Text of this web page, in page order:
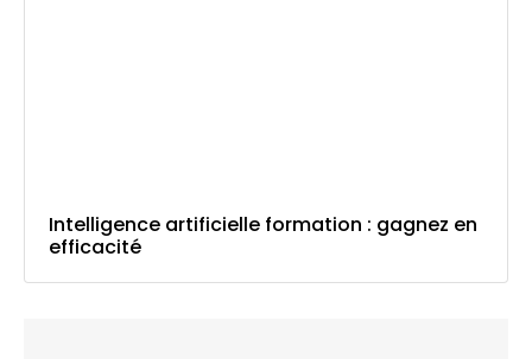
Intelligence artificielle formation : gagnez en
efficacité